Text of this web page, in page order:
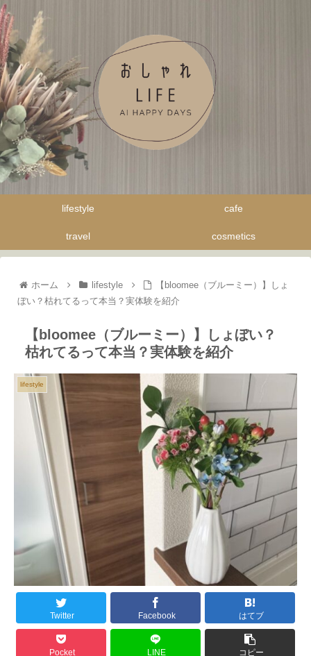
lifestyle cafe
travel cosmetics
ホーム lifestyle
【bloomee（ブルーミー）】しょ
ぼい？枯れてるって本当？実体験を紹介
【bloomee（ブルーミー）】しょぼい？
枯れてるって本当？実体験を紹介
lifestyle
Twitter Facebook はてブ
Pocket LINE コピー